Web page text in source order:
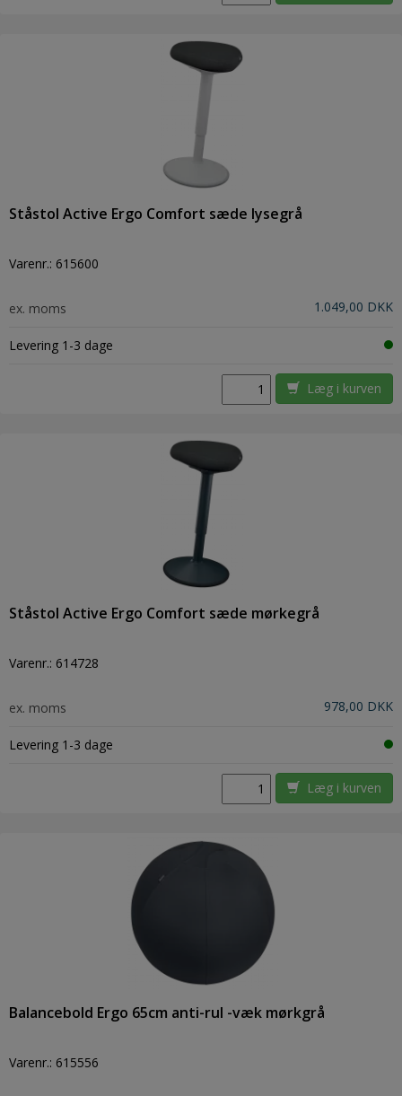
Ståstol Active Ergo Comfort sæde lysegrå
Varenr.: 615600
ex. moms 1.049,00 DKK
Levering 1-3 dage
Læg i kurven
Ståstol Active Ergo Comfort sæde mørkegrå
Varenr.: 614728
ex. moms 978,00 DKK
Levering 1-3 dage
Læg i kurven
Balancebold Ergo 65cm anti-rul -væk mørkgrå
Varenr.: 615556